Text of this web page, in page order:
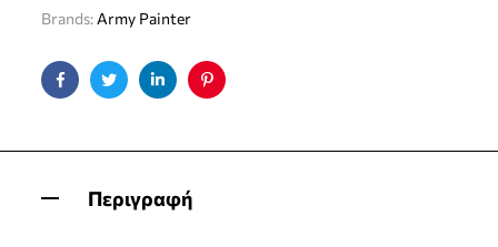
Brands: Army Painter
FacebookTwitterLinkedinPinterest
Περιγραφή